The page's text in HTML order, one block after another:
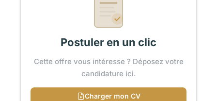
Postuler en un clic
Cette offre vous intéresse ? Déposez votre
candidature ici.
Charger mon CV